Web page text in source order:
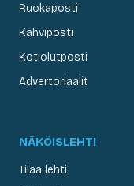
Ruokaposti
Kahviposti
Kotiolutposti
Advertoriaalit
NÄKÖISLEHTI
Tilaa lehti